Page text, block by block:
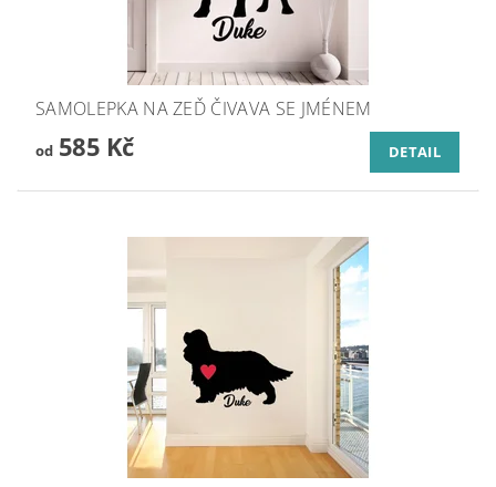
SAMOLEPKA NA ZEĎ ČIVAVA SE JMÉNEM
od585 Kč DETAIL